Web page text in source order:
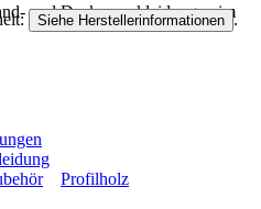
und Deckenverkleidungen im
Siehe Herstellerinformationen .
Profilholz